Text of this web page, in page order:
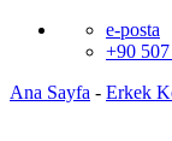
e-posta
+90
Ana Sayfa - Erkek